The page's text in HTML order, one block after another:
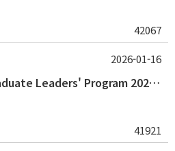
42067
(~1/22) APRU Undergraduate Leaders' Program 2026 프로그램 참가자 모집
41921
2026-01-16